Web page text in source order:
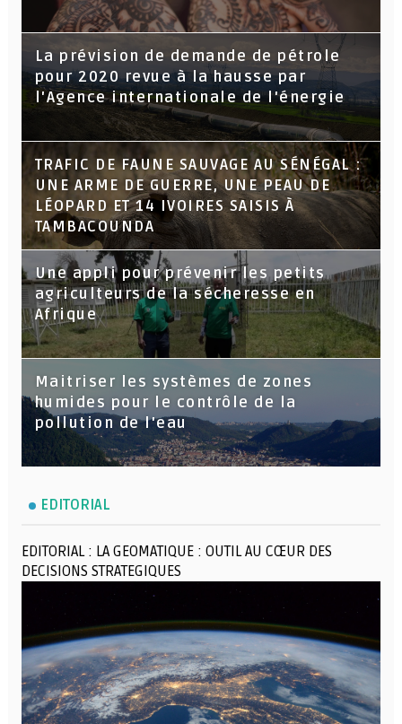
La prévision de demande de pétrole
pour 2020 revue à la hausse par
l'Agence internationale de l'énergie
TRAFIC DE FAUNE SAUVAGE AU SÉNÉGAL :
UNE ARME DE GUERRE, UNE PEAU DE
LÉOPARD ET 14 IVOIRES SAISIS À
TAMBACOUNDA
Une appli pour prévenir les petits
agriculteurs de la sécheresse en
Afrique
Maitriser les systèmes de zones
humides pour le contrôle de la
pollution de l'eau
EDITORIAL
EDITORIAL : LA GEOMATIQUE : OUTIL AU CŒUR DES
DECISIONS STRATEGIQUES